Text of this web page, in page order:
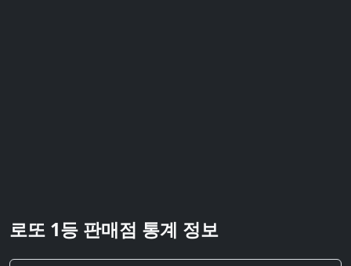
로또 1등 판매점 통계 정보